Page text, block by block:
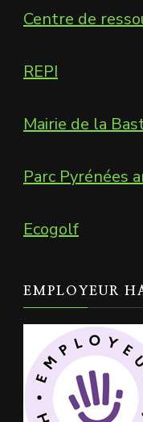
Centre de
REPI
Mairie de la
Parc Pyrénées
Ecogolf
EMPLOYEUR